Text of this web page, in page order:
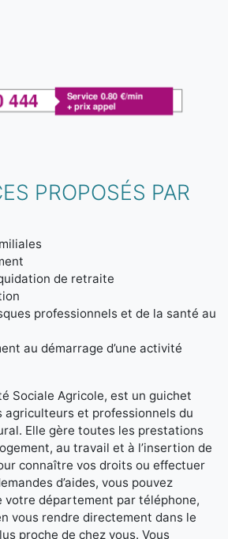
PROPOSÉS PAR
de retraite
professionnels et de la santé au
au démarrage d’une activité
Sociale Agricole, est un guichet
agriculteurs et professionnels du
Elle gère toutes les prestations
au travail et à l’insertion de
connaître vos droits ou effectuer
d’aides, vous pouvez
votre département par téléphone,
vous rendre directement dans le
proche de chez vous. Vous